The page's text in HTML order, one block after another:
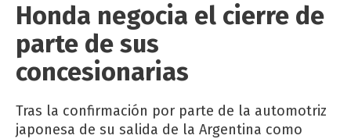
Honda negocia el cierre de
parte de sus
concesionarias
Tras la confirmación por parte de la automotriz
japonesa de su salida de la Argentina como